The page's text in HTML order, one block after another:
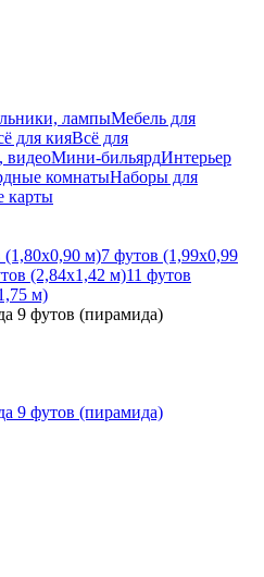
лампыМебель для
для кияВсё для
видеоМини-бильярдИнтерьер
комнатыНаборы для
карты
(1,80х0,90 м)7 футов (1,99х0,99
(2,84х1,42 м)11 футов
м)
9 футов (пирамида)